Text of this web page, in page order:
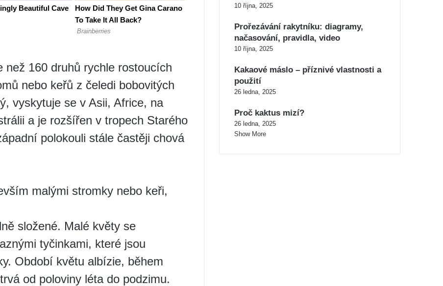
než 160 druhů rychle rostoucích
nebo keřů z čeledi bobovitých
vyskytuje se v Asii, Africe, na
a je rozšířen v tropech Starého
polokouli stále častěji chová
malými stromky nebo keři,
složené. Malé květy se
tyčinkami, které jsou
Období květu albízie, během
od poloviny léta do podzimu.
10 října, 2025
Prořezávání rakytníku: diagramy,
načasování, pravidla, video
10 října, 2025
Kakaové máslo – příznivé vlastnosti a
použití
26 ledna, 2025
Proč kaktus mizí?
26 ledna, 2025
Show More